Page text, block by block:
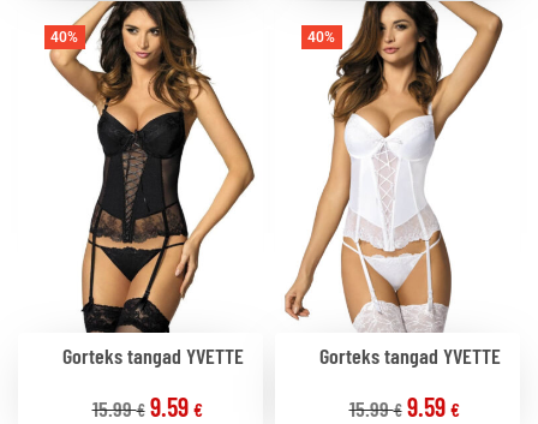
40%
Gorteks tangad YVETTE
15.99€ 9.59 €
40%
Gorteks tangad YVETTE
15.99€ 9.59 €